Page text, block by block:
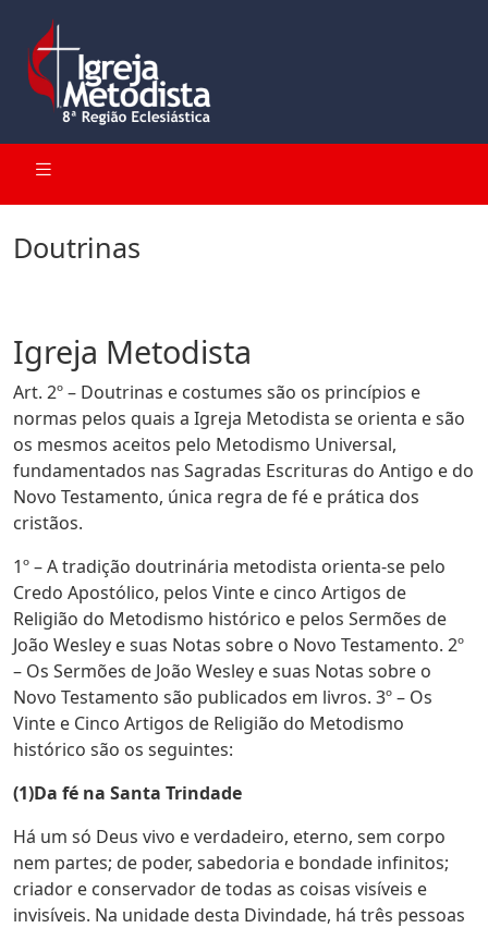
Doutrinas
Igreja Metodista
Art. 2º – Doutrinas e costumes são os princípios e
normas pelos quais a Igreja Metodista se orienta e são
os mesmos aceitos pelo Metodismo Universal,
fundamentados nas Sagradas Escrituras do Antigo e do
Novo Testamento, única regra de fé e prática dos
cristãos.
1º – A tradição doutrinária metodista orienta-se pelo
Credo Apostólico, pelos Vinte e cinco Artigos de
Religião do Metodismo histórico e pelos Sermões de
João Wesley e suas Notas sobre o Novo Testamento. 2º
– Os Sermões de João Wesley e suas Notas sobre o
Novo Testamento são publicados em livros. 3º – Os
Vinte e Cinco Artigos de Religião do Metodismo
histórico são os seguintes:
(1)Da fé na Santa Trindade
Há um só Deus vivo e verdadeiro, eterno, sem corpo
nem partes; de poder, sabedoria e bondade infinitos;
criador e conservador de todas as coisas visíveis e
invisíveis. Na unidade desta Divindade, há três pessoas